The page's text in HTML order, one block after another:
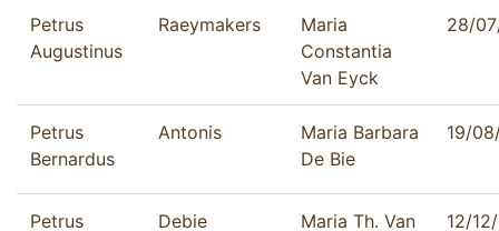
Petrus
Augustinus
Raeymakers
Maria
Constantia
Van Eyck
28/
Petrus
Bernardus
Antonis
Maria Barbara
De Bie
19/
Petrus
Debie
Maria Th. Van
12/